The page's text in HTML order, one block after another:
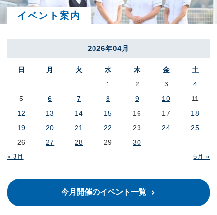
イベント案内
2026年04月
日 月 火 水 木 金 土
« 3月 5月 »
1 2 3
4
5
6 7 8 9 10
11
12
13 14 15 16 17
18
19
20 21 22 23 24
25
26
27 28 29 30
今月開催のイベント一覧